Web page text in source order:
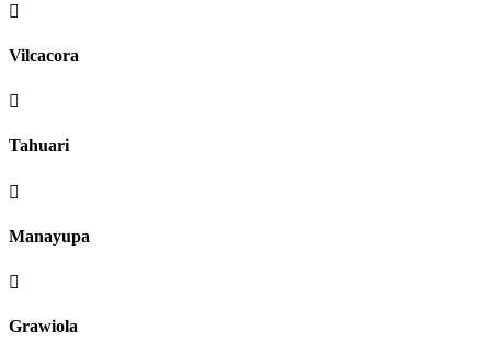

Vilcacora

Tahuari

Manayupa

Grawiola